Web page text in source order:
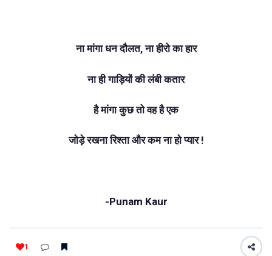
ना मांगा धन दौलत, ना हीरो का हार
ना ही गाड़ियों की लंबी कतार
है मांगा कुछ तो वह है एक
जोड़े रखना रिश्ता और कम ना हो प्यार !
-Punam Kaur
1